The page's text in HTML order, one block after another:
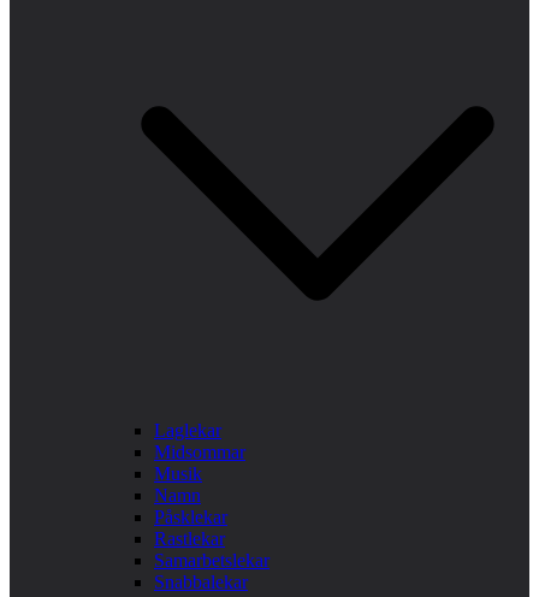
Laglekar
Midsommar
Musik
Namn
Påsklekar
Rastlekar
Samarbetslekar
Snabbalekar